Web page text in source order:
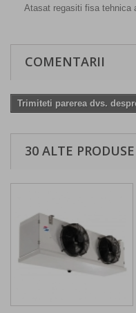
Atasat regasiti fisa tehnica
COMENTARII
Trimiteti parerea dvs.
30 ALTE